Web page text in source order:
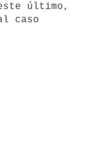
último,
caso